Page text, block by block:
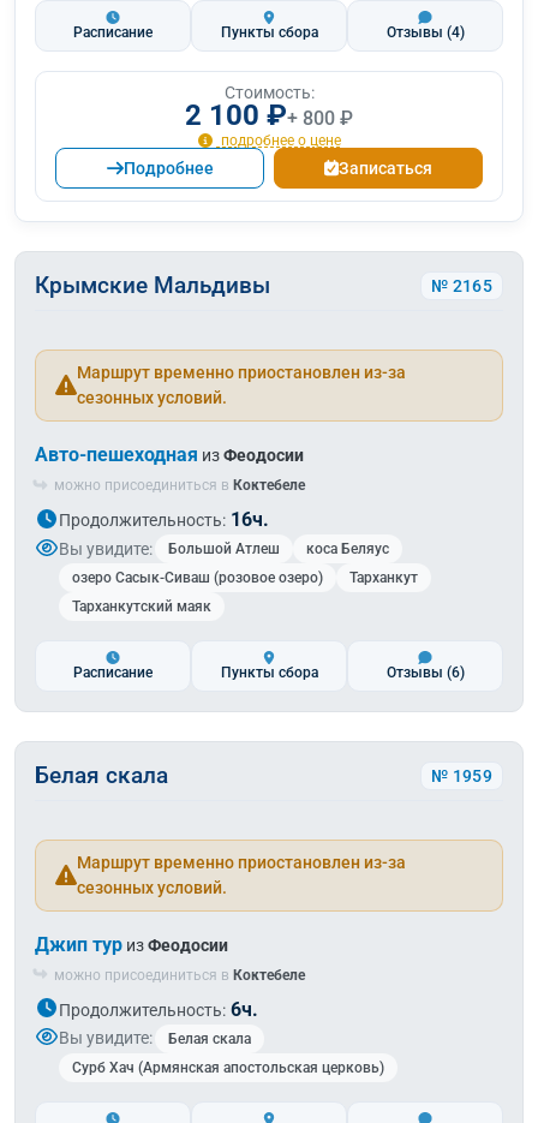
Расписание Пункты сбора Отзывы (4)
Стоимость:
2 100 ₽+ 800 ₽
подробнее о цене
Подробнее Записаться
Крымские Мальдивы № 2165
Маршрут временно приостановлен из-за
сезонных условий.
Авто-пешеходная изФеодосии
можно присоединиться в Коктебеле
Продолжительность: 16ч.
Вы увидите: Большой Атлеш
коса Беляус
озеро Сасык-Сиваш (розовое озеро)
Тарханкут
Тарханкутский маяк
Расписание Пункты сбора Отзывы (6)
Белая скала № 1959
Маршрут временно приостановлен из-за
сезонных условий.
Джип тур изФеодосии
можно присоединиться в Коктебеле
Продолжительность: 6ч.
Вы увидите:
Белая скала
Сурб Хач (Армянская апостольская церковь)